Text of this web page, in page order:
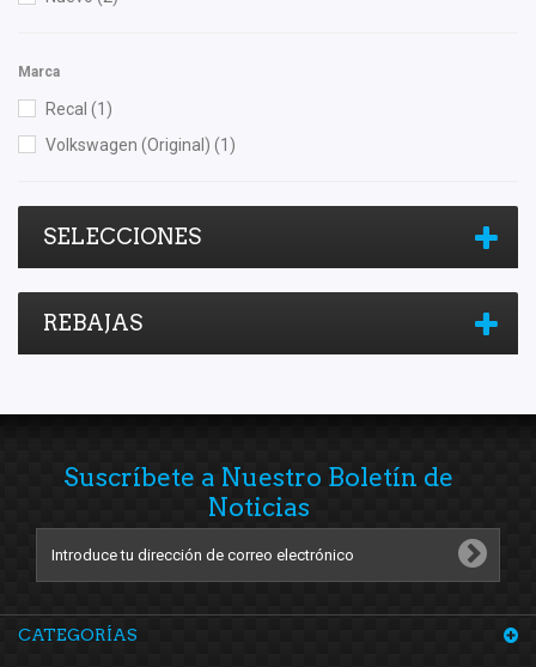
Marca
Recal (1)
Volkswagen (Original) (1)
SELECCIONES
REBAJAS
Suscríbete a Nuestro Boletín de
Noticias
CATEGORÍAS